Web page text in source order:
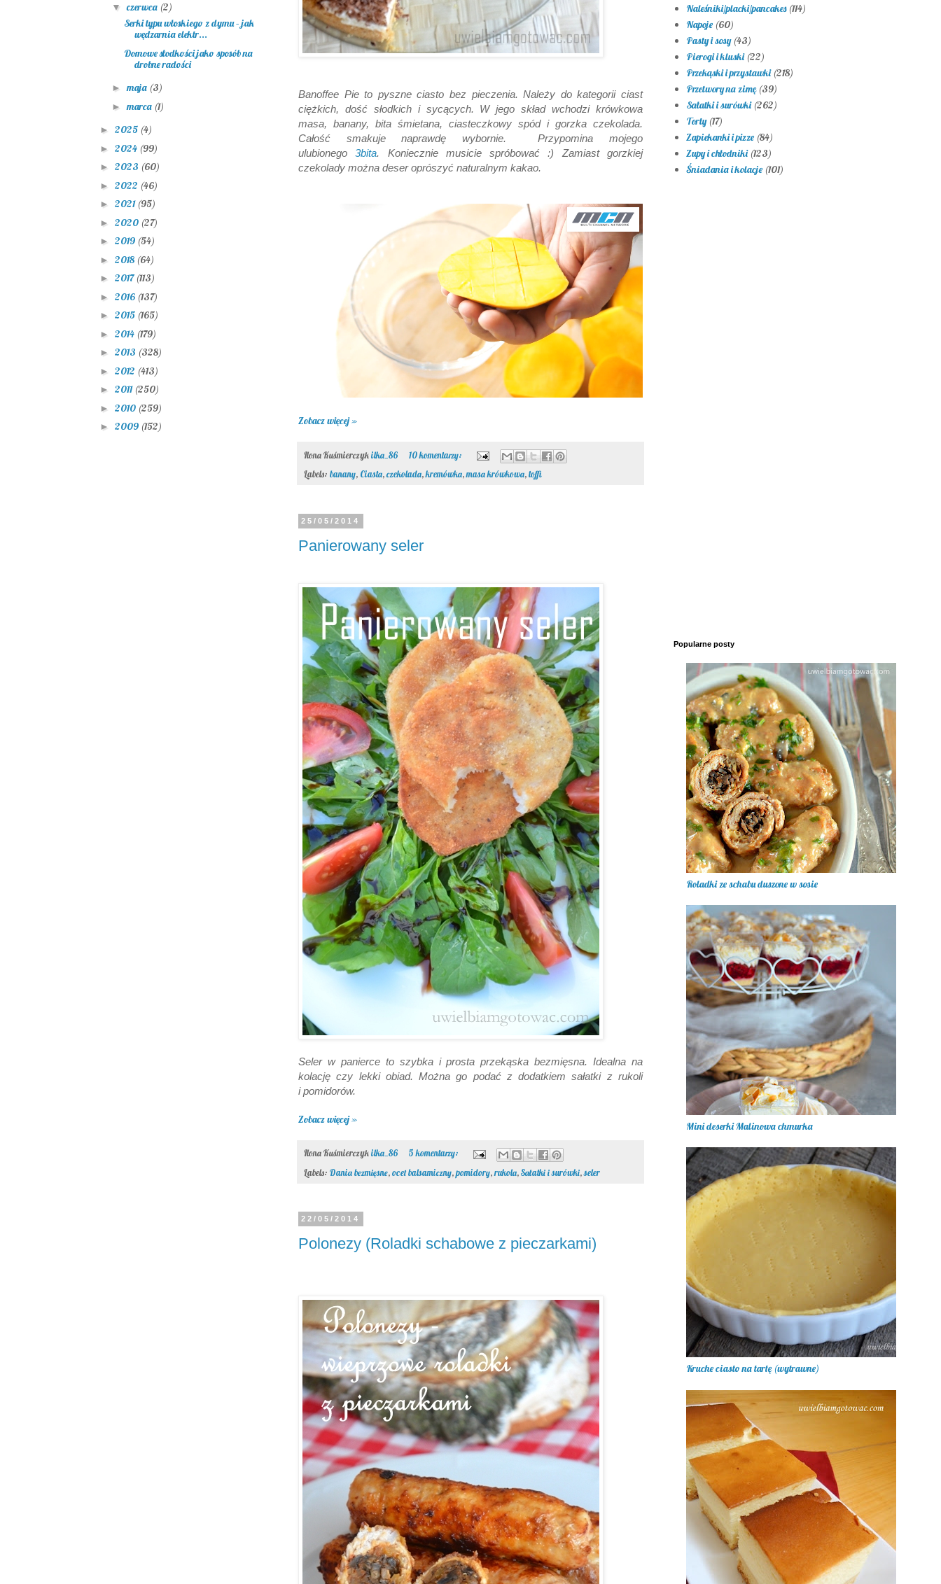
Banoffee Pie to pyszne ciasto bez pieczenia. Należy do kategorii ciast
ciężkich, dość słodkich i sycących. W jego skład wchodzi krówkowa
masa, banany, bita śmietana, ciasteczkowy spód i gorzka czekolada.
Całość smakuje naprawdę wybornie. Przypomina mojego
ulubionego3bita. Koniecznie musicie spróbować :) Zamiast gorzkiej
czekolady można deser oprószyć naturalnym kakao.
Zobacz więcej »
Ilona Kuśmierczykilka_86
10 komentarzy:
Labels: banany, Ciasta,czekolada,kremówka,masa krówkowa,toffi
25/05/2014
Panierowany seler
Seler w panierce to szybka i prosta przekąska bezmięsna. Idealna na
kolację czy lekki obiad. Można go podać z dodatkiem sałatki z rukoli
i pomidorów.
Zobacz więcej »
Ilona Kuśmierczykilka_86
5 komentarzy:
Labels: Dania bezmięsne,ocet balsamiczny,pomidory,rukola,Sałatki i surówki,seler
22/05/2014
Polonezy (Roladki schabowe z pieczarkami)
▼czerwca (2)
Serki typu włoskiego z dymu – jak
wędzarnia elektr...
Domowe słodkości jako sposób na
drobne radości
►maja (3)
► marca (1)
► 2025 (4)
► 2024 (99)
► 2023 (60)
► 2022 (46)
► 2021 (95)
► 2020 (27)
► 2019 (54)
► 2018 (64)
► 2017(113)
► 2016 (137)
► 2015 (165)
► 2014 (179)
► 2013 (328)
► 2012 (413)
► 2011 (250)
► 2010 (259)
► 2009 (152)
Naleśniki/placki/pancakes (114)
Napoje (60)
Pasty i sosy (43)
Pierogi i kluski (22)
Przekąski i przystawki (218)
Przetwory na zimę (39)
Sałatki i surówki (262)
Torty (17)
Zapiekanki i pizze (84)
Zupy i chłodniki (123)
Śniadania i kolacje (101)
Popularne posty
Roladki ze schabu duszone w sosie
Mini deserki Malinowa chmurka
Kruche ciasto na tartę (wytrawne)